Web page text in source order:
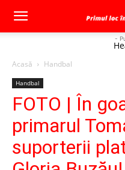
-
Acasă Handbal
Handbal
FOTO | În
primarul
suporterii